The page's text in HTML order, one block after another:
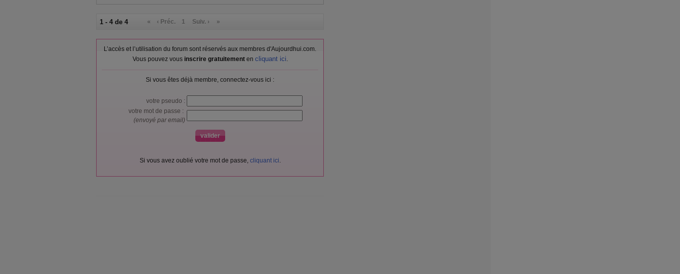
1 - 4 de 4 « ‹ Préc. 1 Suiv. › »
L’accès et l’utilisation du forum sont réservés aux membres d'Aujourdhui.com.
Vous pouvez vous inscrire gratuitementen cliquant ici.
Si vous êtes déjà membre, connectez-vous ici :
votre pseudo :
votre mot de passe :
(envoyé par email)
Si vous avez oublié votre mot de passe, cliquant ici.